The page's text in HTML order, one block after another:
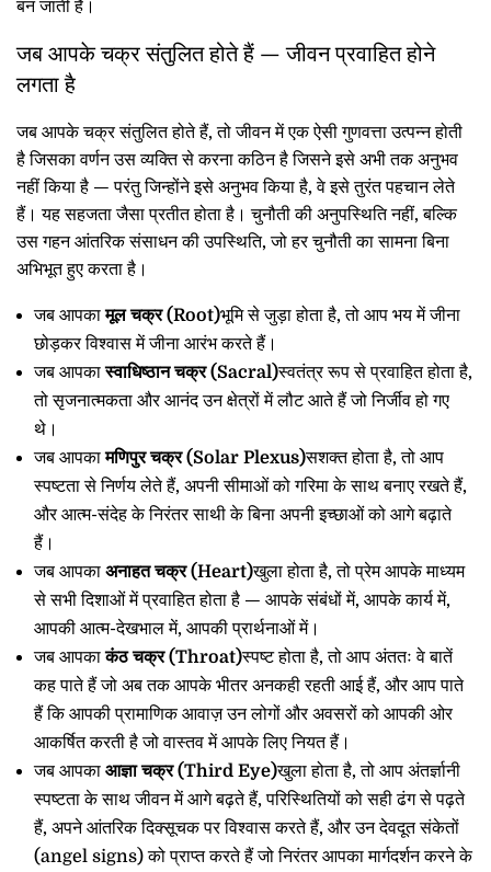
बन जाती है।
जब आपके चक्र संतुलित होते हैं — जीवन प्रवाहित होने
लगता है
जब आपके चक्र संतुलित होते हैं, तो जीवन में एक ऐसी गुणवत्ता उत्पन्न होती
है जिसका वर्णन उस व्यक्ति से करना कठिन है जिसने इसे अभी तक अनुभव
नहीं किया है — परंतु जिन्होंने इसे अनुभव किया है, वे इसे तुरंत पहचान लेते
हैं। यह सहजता जैसा प्रतीत होता है। चुनौती की अनुपस्थिति नहीं, बल्कि
उस गहन आंतरिक संसाधन की उपस्थिति, जो हर चुनौती का सामना बिना
अभिभूत हुए करता है।
जब आपकामूल चक्र (Root)भूमि से जुड़ा होता है, तो आप भय में जीना
छोड़कर विश्वास में जीना आरंभ करते हैं।
जब आपकास्वाधिष्ठान चक्र (Sacral)स्वतंत्र रूप से प्रवाहित होता है,
तो सृजनात्मकता और आनंद उन क्षेत्रों में लौट आते हैं जो निर्जीव हो गए
थे।
जब आपकामणिपुर चक्र (Solar Plexus)सशक्त होता है, तो आप
स्पष्टता से निर्णय लेते हैं, अपनी सीमाओं को गरिमा के साथ बनाए रखते हैं,
और आत्म-संदेह के निरंतर साथी के बिना अपनी इच्छाओं को आगे बढ़ाते
हैं।
जब आपका अनाहत चक्र (Heart)खुला होता है, तो प्रेम आपके माध्यम
से सभी दिशाओं में प्रवाहित होता है — आपके संबंधों में, आपके कार्य में,
आपकी आत्म-देखभाल में, आपकी प्रार्थनाओं में।
जब आपकाकंठ चक्र (Throat)स्पष्ट होता है, तो आप अंततः वे बातें
कह पाते हैं जो अब तक आपके भीतर अनकही रहती आई हैं, और आप पाते
हैं कि आपकी प्रामाणिक आवाज़ उन लोगों और अवसरों को आपकी ओर
आकर्षित करती है जो वास्तव में आपके लिए नियत हैं।
जब आपका आज्ञा चक्र (Third Eye)खुला होता है, तो आप अंतर्ज्ञानी
स्पष्टता के साथ जीवन में आगे बढ़ते हैं, परिस्थितियों को सही ढंग से पढ़ते
हैं, अपने आंतरिक दिक्सूचक पर विश्वास करते हैं, और उन देवदूत संकेतों
(angel signs) को प्राप्त करते हैं जो निरंतर आपका मार्गदर्शन करने के